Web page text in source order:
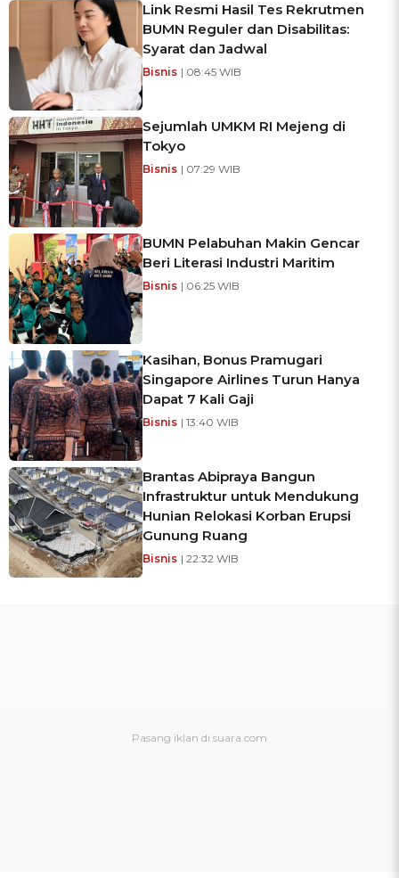
Link Resmi Hasil Tes Rekrutmen
BUMN Reguler dan Disabilitas:
Syarat dan Jadwal
Bisnis | 08:45 WIB
Sejumlah UMKM RI Mejeng di
Tokyo
Bisnis | 07:29 WIB
BUMN Pelabuhan Makin Gencar
Beri Literasi Industri Maritim
Bisnis | 06:25 WIB
Kasihan, Bonus Pramugari
Singapore Airlines Turun Hanya
Dapat 7 Kali Gaji
Bisnis | 13:40 WIB
Brantas Abipraya Bangun
Infrastruktur untuk Mendukung
Hunian Relokasi Korban Erupsi
Gunung Ruang
Bisnis | 22:32 WIB